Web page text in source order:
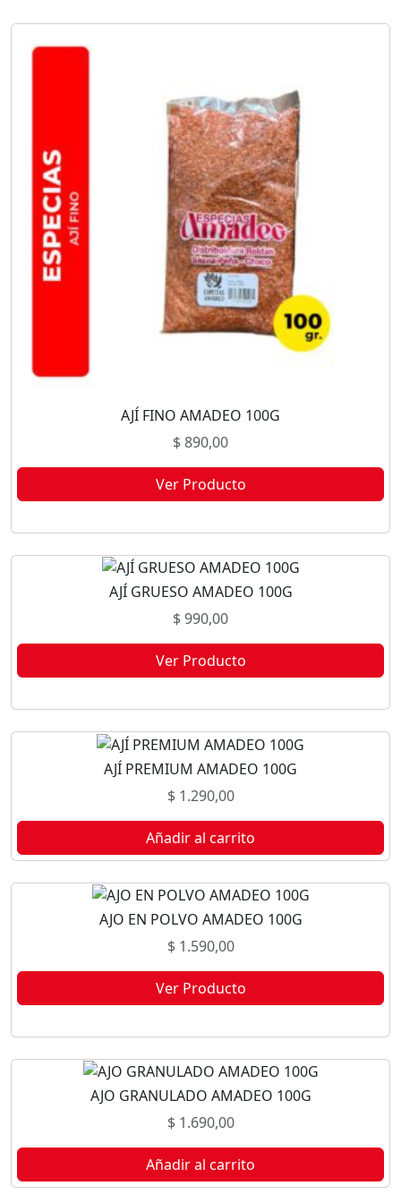
AJÍ FINO AMADEO 100G
$890,00
Ver Producto
AJÍ GRUESO AMADEO 100G
$990,00
Ver Producto
AJÍ PREMIUM AMADEO 100G
$1.290,00
Añadir al carrito
AJO EN POLVO AMADEO 100G
$1.590,00
Ver Producto
AJO GRANULADO AMADEO 100G
$1.690,00
Añadir al carrito